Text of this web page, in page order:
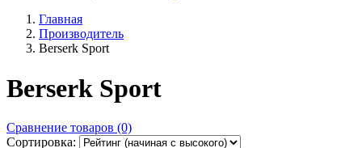
Главная
Производитель
Berserk Sport
Berserk Sport
Сравнение товаров (0)
Сортировка: